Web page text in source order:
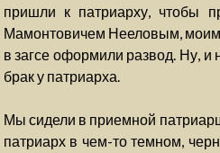
пришли к патриарху, чтобы
Мамонтовичем Нееловым,
в загсе оформили развод. Ну,
брак у патриарха.
Мы сидели в приемной
патриарх в чем-то темном,